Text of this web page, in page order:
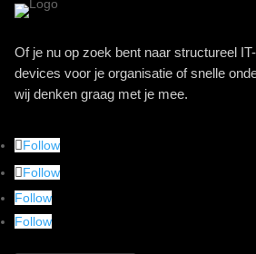
Of je nu op zoek bent naar structureel
devices voor je organisatie of snelle
wij denken graag met je mee.
Follow
Follow
Follow
Follow